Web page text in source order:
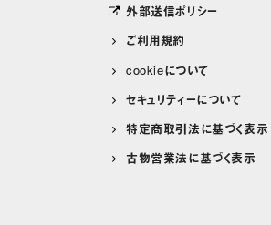
外部送信ポリシー
ご利用規約
cookieについて
セキュリティーについて
特定商取引法に基づく表示
古物営業法に基づく表示